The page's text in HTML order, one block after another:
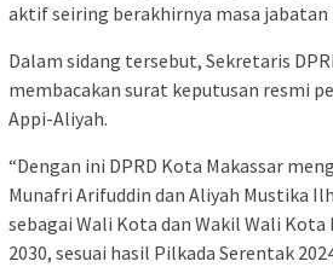
aktif seiring berakhirnya masa jabatan
Dalam sidang tersebut, Sekretaris
membacakan surat keputusan resmi
Appi-Aliyah.
“Dengan ini DPRD Kota Makassar
Munafri Arifuddin dan Aliyah Mustika
sebagai Wali Kota dan Wakil Wali Kota
2030, sesuai hasil Pilkada Serentak